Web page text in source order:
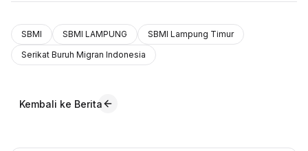
SBMI SBMI LAMPUNG
SBMI Lampung Timur
Serikat Buruh Migran Indonesia
Kembali ke Berita